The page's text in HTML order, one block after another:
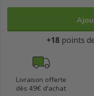
+18 points
Livraison offerte
dès 49€ d'achat